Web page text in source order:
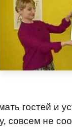
гостей и
совсем не